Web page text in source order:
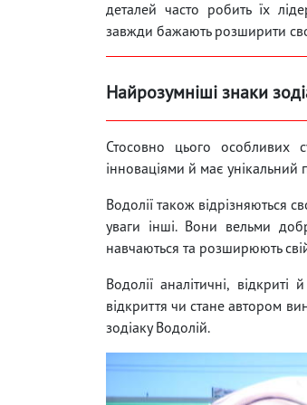
деталей часто робить їх
завжди бажають розширити
Найрозумніші знаки
Стосовно цього особливих
інноваціями й має унікальний
Водолії також відрізняються
уваги інші. Вони вельми
навчаються та розширюють
Водолії аналітичні,
відкриття чи стане автором
зодіаку Водолій.